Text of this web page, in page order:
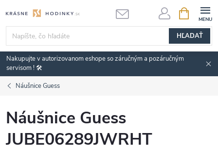
na
obsah
HĽADAŤ
KOŠÍK
Nakupujte v autorizovanom eshope so záručným a pozáručným
servisom ! 🛠️
Náušnice Guess
Náušnice Guess
JUBE06289JWRHT